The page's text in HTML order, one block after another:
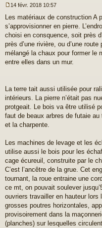
e
s
s
a
g
e
n
u
14 févr. 2018 10:57
Les matériaux de construction A
s’approvisionner en pierre.
choisi en consquence, soit près
près d’une rivière, ou d’une
mélangé la chaux pour former le
entre elles dans un mur.
La terre tait aussi utilisée pour
intérieurs. La pierre n’était pas
protgeait. Le bois va être utilisé
faut de beaux arbres de futaie
et la charpente.
Les machines de levage et les
utilise aussi le bois pour les
cage écureuil, construite par le
C’est l’ancêtre de la grue. Cet
tournant, la roue entraine une
ce mt, on pouvait soulever
ouvriers travailler en hauteur lors
grosses poutres horizontales,
provisoirement dans la
(planches) sur lesquelles